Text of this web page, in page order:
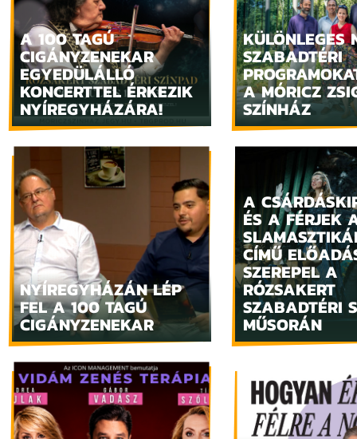
A 100 TAGÚ
CIGÁNYZENEKAR
EGYEDÜLÁLLÓ
KONCERTTEL ÉRKEZIK
NYÍREGYHÁZÁRA!
KÜLÖNLEGES
SZABADTÉRI
A MÓRICZ
SZÍNHÁZ
NYÍREGYHÁZÁN LÉP
FEL A 100 TAGÚ
CIGÁNYZENEKAR
A
ÉS A FÉRJEK
CÍMŰ
SZEREPEL A
RÓZSAKERT
SZABADTÉRI
MŰSORÁN